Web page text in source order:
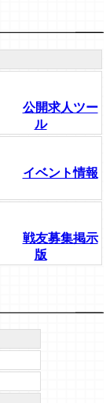
公開求人ツー
ル
イベント情報
戦友募集掲示
版